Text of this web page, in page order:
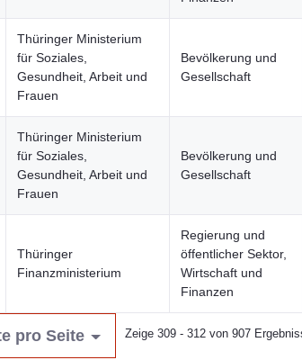
Thüringer Ministerium
für Soziales,
Gesundheit, Arbeit und
Frauen
Bevölkerung und
Gesellschaft
Thüringer Ministerium
für Soziales,
Gesundheit, Arbeit und
Frauen
Bevölkerung und
Gesellschaft
Thüringer
Finanzministerium
Regierung und
öffentlicher Sektor,
Wirtschaft und
Finanzen
pro Seite Zeige 309 - 312 von 907